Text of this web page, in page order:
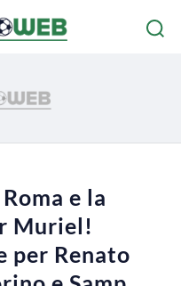
e la
Muriel!
per Renato